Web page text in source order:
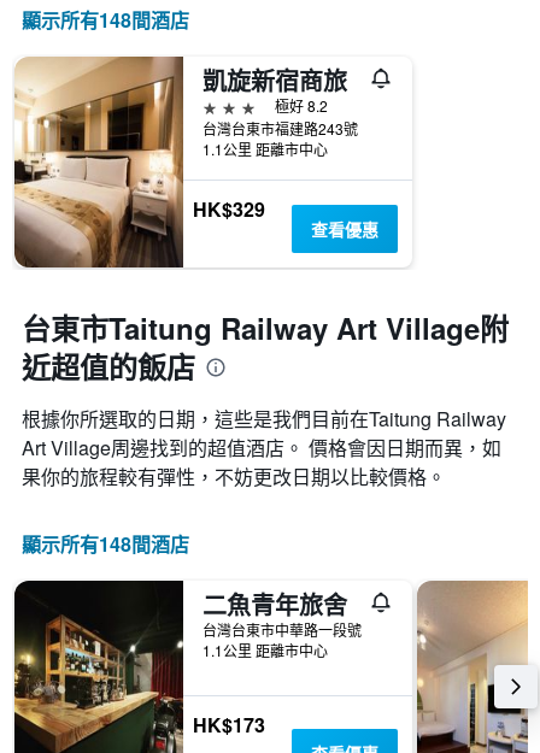
顯示所有148間酒店
凱旋新宿商旅
3星級
極好 8.2
台灣台東市福建路243號
1.1公里 距離市中心
HK$329
查看優惠
台東市Taitung Railway Art Village附
近超值的飯店
根據你所選取的日期，這些是我們目前在Taitung Railway
Art Village​周邊找到的超值​酒店。 價格會因日期而異，如
果你的旅程較有彈性，不妨更改日期以比較價格。
顯示所有148間酒店
二魚青年旅舍
台灣台東市中華路一段號
1.1公里 距離市中心
HK$173